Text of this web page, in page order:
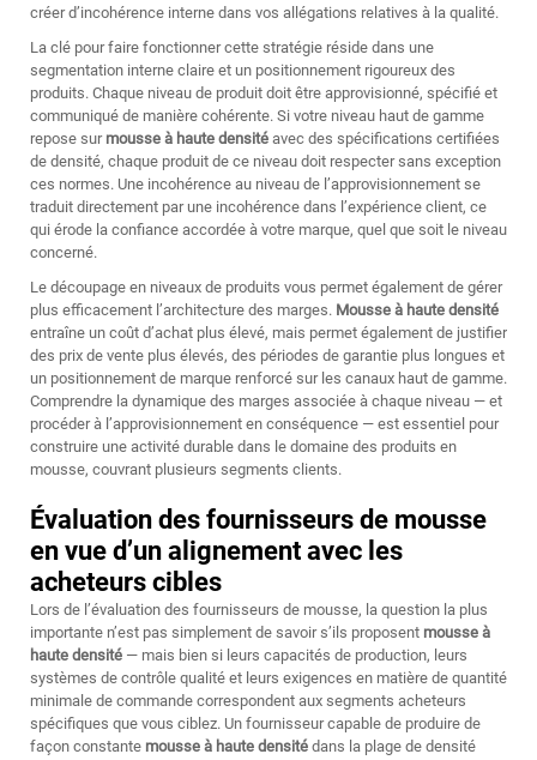
créer d’incohérence interne dans vos allégations relatives à la qualité.
La clé pour faire fonctionner cette stratégie réside dans une
segmentation interne claire et un positionnement rigoureux des
produits. Chaque niveau de produit doit être approvisionné, spécifié et
communiqué de manière cohérente. Si votre niveau haut de gamme
repose sur mousse à haute densité avec des spécifications certifiées
de densité, chaque produit de ce niveau doit respecter sans exception
ces normes. Une incohérence au niveau de l’approvisionnement se
traduit directement par une incohérence dans l’expérience client, ce
qui érode la confiance accordée à votre marque, quel que soit le niveau
concerné.
Le découpage en niveaux de produits vous permet également de gérer
plus efficacement l’architecture des marges. Mousse à haute densité
entraîne un coût d’achat plus élevé, mais permet également de justifier
des prix de vente plus élevés, des périodes de garantie plus longues et
un positionnement de marque renforcé sur les canaux haut de gamme.
Comprendre la dynamique des marges associée à chaque niveau — et
procéder à l’approvisionnement en conséquence — est essentiel pour
construire une activité durable dans le domaine des produits en
mousse, couvrant plusieurs segments clients.
Évaluation des fournisseurs de mousse
en vue d’un alignement avec les
acheteurs cibles
Lors de l’évaluation des fournisseurs de mousse, la question la plus
importante n’est pas simplement de savoir s’ils proposent mousse à
haute densité — mais bien si leurs capacités de production, leurs
systèmes de contrôle qualité et leurs exigences en matière de quantité
minimale de commande correspondent aux segments acheteurs
spécifiques que vous ciblez. Un fournisseur capable de produire de
façon constante mousse à haute densité dans la plage de densité